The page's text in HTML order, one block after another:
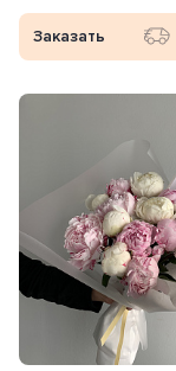
Заказать